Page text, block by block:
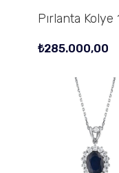
Pırlanta Kolye
₺285.000,00